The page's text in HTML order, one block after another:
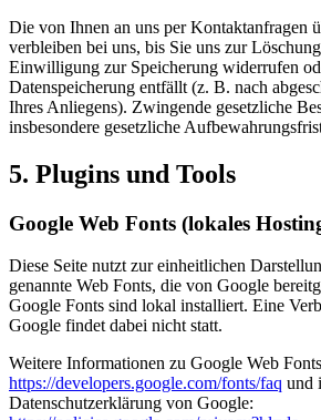
Die von Ihnen an uns per Kontaktanfragen
verbleiben bei uns, bis Sie uns zur
Einwilligung zur Speicherung widerrufen
Datenspeicherung entfällt (z. B. nach
Ihres Anliegens). Zwingende gesetzliche
insbesondere gesetzliche
5. Plugins und Tools
Google Web Fonts (lokales
Diese Seite nutzt zur einheitlichen
genannte Web Fonts, die von Google
Google Fonts sind lokal installiert. Eine
Google findet dabei nicht statt.
Weitere Informationen zu Google Web
https://developers.google.com/fonts/faq und
Datenschutzerklärung von Google: